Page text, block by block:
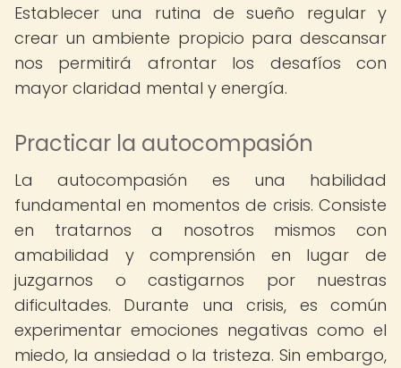
Establecer una rutina de sueño regular y
crear un ambiente propicio para descansar
nos permitirá afrontar los desafíos con
mayor claridad mental y energía.
Practicar la autocompasión
La autocompasión es una habilidad
fundamental en momentos de crisis. Consiste
en tratarnos a nosotros mismos con
amabilidad y comprensión en lugar de
juzgarnos o castigarnos por nuestras
dificultades. Durante una crisis, es común
experimentar emociones negativas como el
miedo, la ansiedad o la tristeza. Sin embargo,